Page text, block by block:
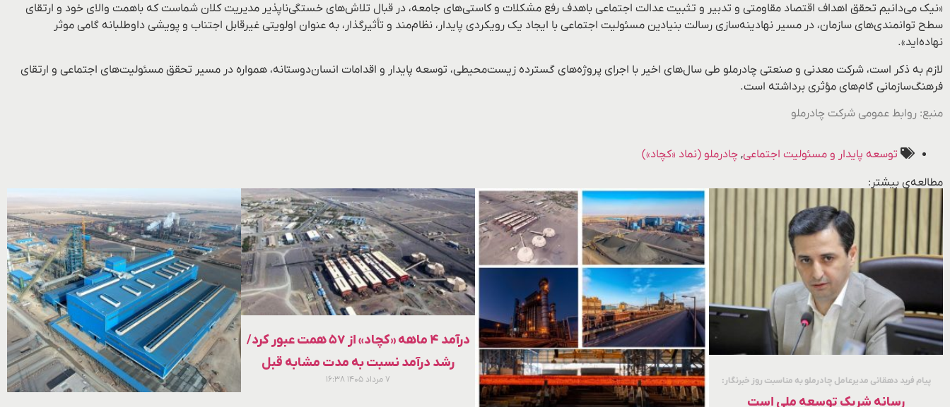
«نیک می‌دانیم تحقق اهداف اقتصاد مقاومتی و تدبیر و تثبیت عدالت اجتماعی باهدف رفع مشکلات و کاستی‌های جامعه، در قبال تلاش‌های خستگی‌ناپذیر مدیریت کلان شماست که باهمت والای خود و ارتقای
سطح توانمندی‌های سازمان، در مسیر نهادینه‌سازی رسالت بنیادین مسئولیت اجتماعی با ایجاد یک رویکردی پایدار، نظام‌مند و تأثیرگذار، به عنوان اولویتی غیرقابل اجتناب و پویشی داوطلبانه گامی موثر
نهاده‌اید».
لازم به ذکر است، شرکت معدنی و صنعتی چادرملو طی سال‌های اخیر با اجرای پروژه‌های گسترده زیست‌محیطی، توسعه پایدار و اقدامات انسان‌دوستانه، همواره در مسیر تحقق مسئولیت‌های اجتماعی و ارتقای
فرهنگ‌سازمانی گام‌های مؤثری برداشته است.
منبع: روابط عمومی شرکت چادرملو
توسعه پایدار و مسئولیت اجتماعی, چادرملو (نماد «کچاد»)
مطالعه‌ی بیشتر:
پیام فرید دهقانی مدیرعامل چادرملو به مناسبت روز خبرنگار:
رسانه شریک توسعه ملی است
درآمد ۴ ماهه «کچاد» از ۵۷ همت عبور کرد/
رشد درآمد نسبت به مدت مشابه قبل
۷ مرداد ۱۴۰۵ ۱۶:۳۸